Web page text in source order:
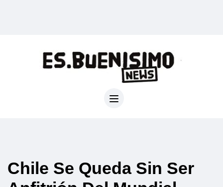
Chile Se Queda Sin Ser